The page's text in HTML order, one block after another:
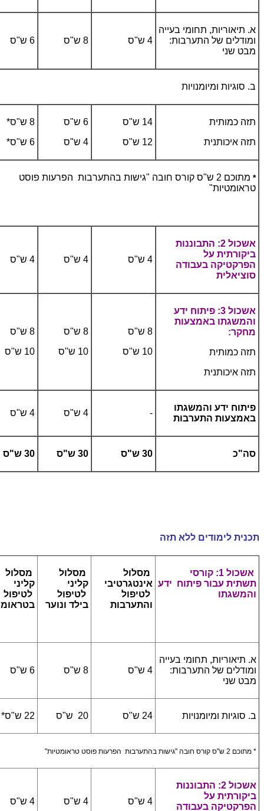
א. תיאוריות, תחומי בעייה
ומודלים של התערבות:
מבט שני
4 ש"ס 8 ש"ס 6 ש"ס
ב. סוגיות ומיומנויות
תזה כמותית
תזה איכותנית
14 ש"ס
12 ש"ס
6 ש"ס
4 ש"ס
8 ש"ס*
6 ש"ס*
*
מתוכם 2 ש"ס קורס חובה "גישות בהתערבות הפרעות פוסט
טראומטיות"
אשכול 2: התבוננות
ביקורתית על
הפרקטיקה בעבודה
סוציאלית
4 ש"ס 4 ש"ס 4 ש"ס
אשכול 3: פיתוח ידע
והמשגתו באמצעות
מחקר:
תזה כמותית
תזה איכותנית
8 ש"ס
10 ש"ס
8 ש"ס
10 ש"ס
8 ש"ס
10 ש"ס
פיתוח ידע והמשגתו
באמצעות התערבות
- 4 ש"ס 4 ש"ס
סה"כ 30 ש"ס 30 ש"ס 30 ש"ס
תכנית לימודים ללא תזה
אשכול 1: קורסי
תשתית עבור פיתוח ידע
והמשגתו
מסלול
אינטגרטיבי
לטיפול
והתערבות
מסלול
קליני
לטיפול
בילד ונוער
מסלול
קליני
לטיפול
א. תיאוריות, תחומי בעייה
ומודלים של התערבות:
מבט שני
4 ש"ס 8 ש"ס 6 ש"ס
ב. סוגיות ומיומנויות 24 ש"ס 20 ש"ס 22 ש"ס*
* מתוכם 2 ש"ס קורס חובה "גישות בהתערבות הפרעות פוסט טראומטיות"
אשכול 2: התבוננות
ביקורתית על
הפרקטיקה בעבודה
4 ש"ס 4 ש"ס 4 ש"ס